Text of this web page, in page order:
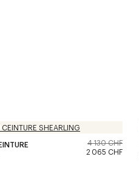
4 130 CHF
2 065 CHF